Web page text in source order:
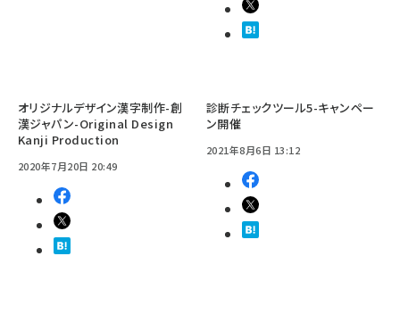
オリジナルデザイン漢字制作-創
漢ジャパン-Original Design
Kanji Production
2020年7月20日 20:49
診断チェックツール5-キャンペー
ン開催
2021年8月6日 13:12